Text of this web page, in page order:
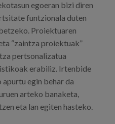
egoeran bizi diren
funtzionala duten
Proiektuaren
“zaintza proiektuak”
pertsonalizatua
erabiliz. Irtenbide
egin behar da
arteko banaketa,
eta lan egiten hasteko.